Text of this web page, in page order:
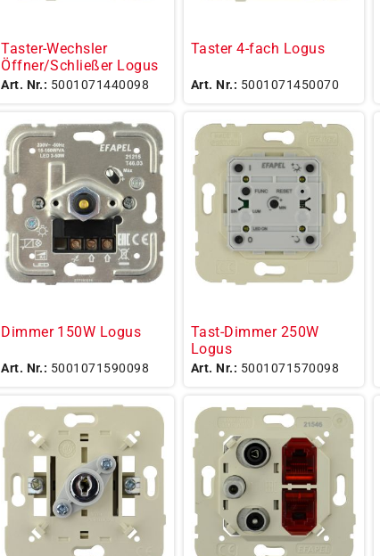
Taster-Wechsler
Öffner/Schließer Logus
Art. Nr.: 5001071440098
Taster 4-fach Logus
Art. Nr.: 5001071450070
Dimmer 150W Logus
Art. Nr.: 5001071590098
Tast-Dimmer 250W
Logus
Art. Nr.: 5001071570098